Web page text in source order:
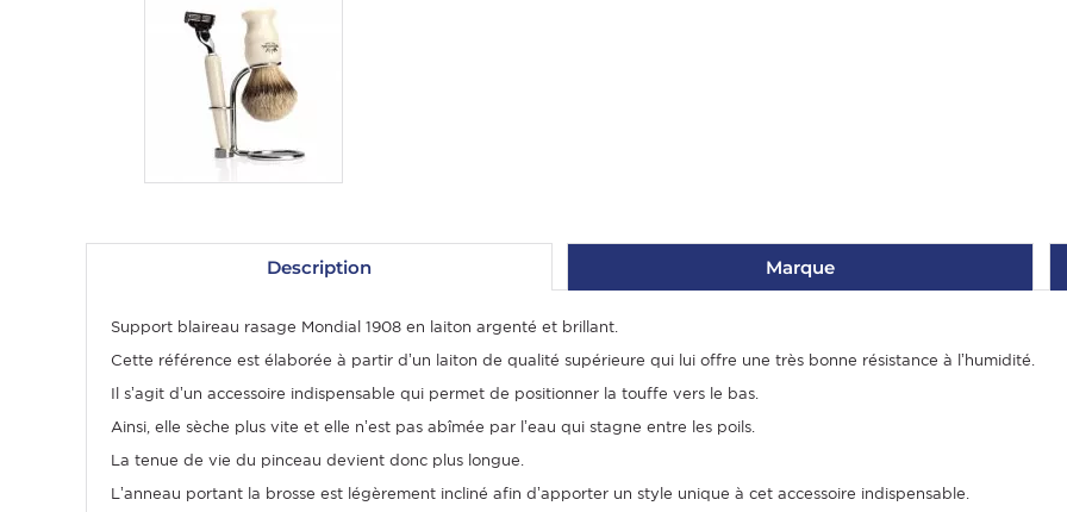
Description Marque
Support blaireau rasage Mondial 1908 en laiton argenté et brillant.
Cette référence est élaborée à partir d’un laiton de qualité supérieure qui lui offre une très bonne résistance à l’humidité.
Il s’agit d’un accessoire indispensable qui permet de positionner la touffe vers le bas.
Ainsi, elle sèche plus vite et elle n’est pas abîmée par l’eau qui stagne entre les poils.
La tenue de vie du pinceau devient donc plus longue.
L’anneau portant la brosse est légèrement incliné afin d’apporter un style unique à cet accessoire indispensable.